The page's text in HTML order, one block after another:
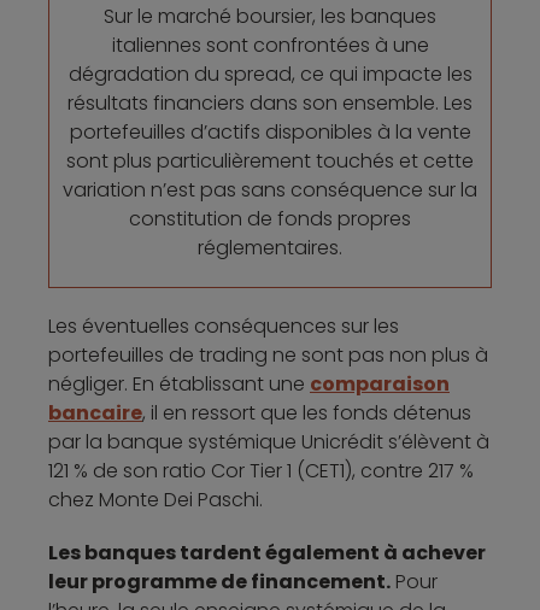
Sur le marché boursier, les banques
italiennes sont confrontées à une
dégradation du spread, ce qui impacte les
résultats financiers dans son ensemble. Les
portefeuilles d’actifs disponibles à la vente
sont plus particulièrement touchés et cette
variation n’est pas sans conséquence sur la
constitution de fonds propres
réglementaires.
Les éventuelles conséquences sur les
portefeuilles de trading ne sont pas non plus à
négliger. En établissant une comparaison
bancaire, il en ressort que les fonds détenus
par la banque systémique Unicrédit s’élèvent à
121 % de son ratio Cor Tier 1 (CET1), contre 217 %
chez Monte Dei Paschi.
Les banques tardent également à achever
leur programme de financement. Pour